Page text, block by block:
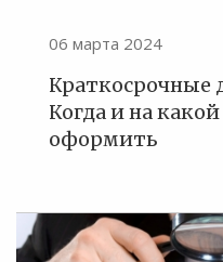
06 марта 2024
Краткосрочные
Когда и на
оформить